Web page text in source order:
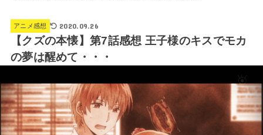
アニメ感想 2020.09.26
【クズの本懐】第7話感想 王子様のキスでモカ
の夢は醒めて・・・